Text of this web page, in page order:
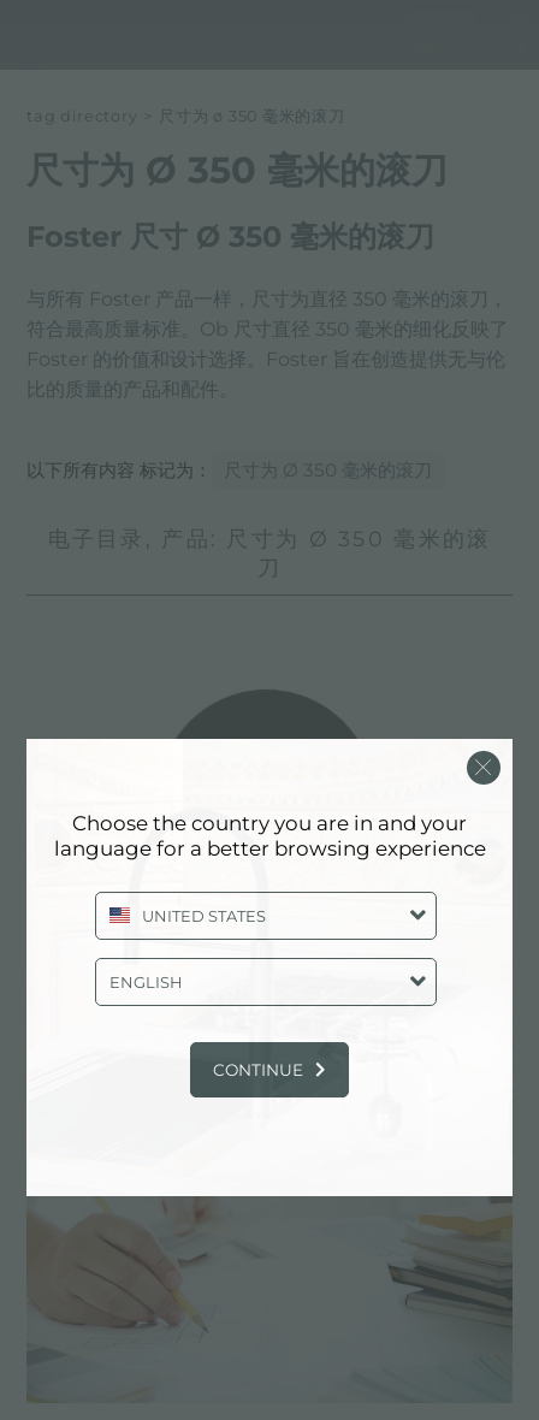
tag directory > 尺寸为 ø 350 毫米的滚刀
尺寸为 Ø 350 毫米的滚刀
Foster 尺寸 Ø 350 毫米的滚刀
与所有 Foster 产品一样，尺寸为直径 350 毫米的滚刀，
符合最高质量标准。Ob 尺寸直径 350 毫米的细化反映了
Foster 的价值和设计选择。Foster 旨在创造提供无与伦
比的质量的产品和配件。
以下所有内容 标记为： 尺寸为 Ø 350 毫米的滚刀
电子目录, 产品: 尺寸为 Ø 350 毫米的滚
刀
燃气灶 Piastra Modular Induction
主要服务中心
Choose the country you are in and your
language for a better browsing experience
UNITED STATES
ENGLISH
CONTINUE